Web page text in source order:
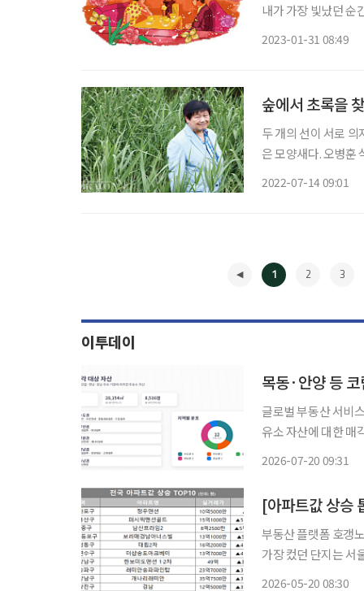
내가 가장 빛났던 순
2023-01-31 08:49
숲에서 초록을
두 개의 선이 서로
은 모양새다. 오병훈
2022-07-14 09:01
1 2 3
이투데이
목동·안양 등
글로벌 부동산 서비
유소 자산에 대한 매각 업무를
2026-07-20 09:31
[아파트값 상승
부동산 플랫폼 호갱
가장 컸던 단지는 서
2026-05-20 08:30